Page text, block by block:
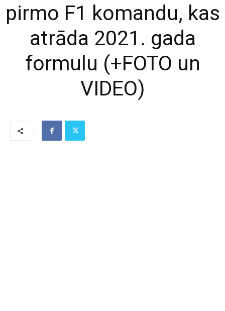
pirmo F1 komandu, kas
atrāda 2021. gada
formulu (+FOTO un
VIDEO)